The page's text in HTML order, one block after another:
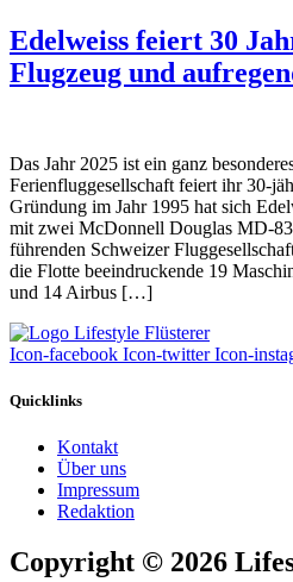
Edelweiss feiert 30
Flugzeug und
Das Jahr 2025 ist ein ganz
Ferienfluggesellschaft feiert ihr 30-
Gründung im Jahr 1995 hat sich
mit zwei McDonnell Douglas MD-
führenden Schweizer
die Flotte beeindruckende 19
und 14 Airbus […]
Icon-facebook Icon-twitter Icon-
Quicklinks
Kontakt
Über uns
Impressum
Redaktion
Copyright © 2026